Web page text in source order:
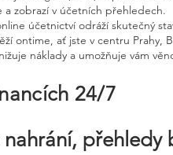
a zobrazí v účetních přehledech.
účetnictví odráží skutečný
ontime, ať jste v centru Prahy,
náklady a umožňuje vám
24/7
přehledy